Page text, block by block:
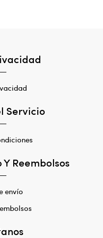
Servicio
Y Reembolsos
envío